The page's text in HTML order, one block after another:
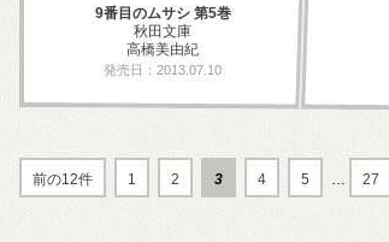
9番目のムサシ 第5巻
秋田文庫
高橋美由紀
発売日：2013.07.10
前の12件 1 2 3 4 5 … 27